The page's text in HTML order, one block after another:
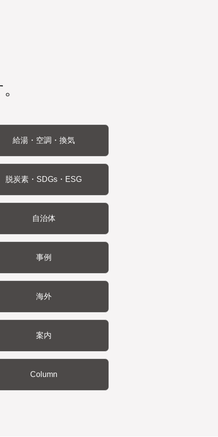
給湯・空調・換気
脱炭素・SDGs・ESG
自治体
事例
海外
案内
Column